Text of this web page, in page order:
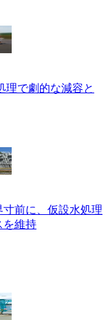
理で劇的な減容と
前に、仮設水処理
を維持